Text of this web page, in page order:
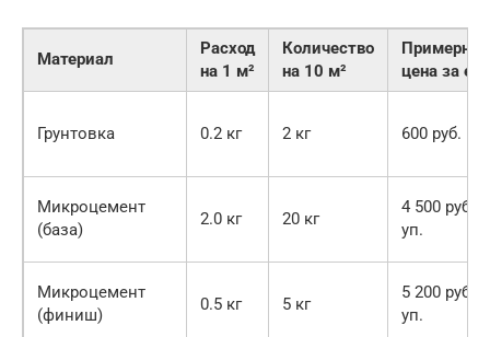
Материал
Расход
на 1 м²
Количество
на 10 м²
Примерная
цена за ед.
Грунтовка 0.2 кг 2 кг 600 руб.
Микроцемент
(база)
2.0 кг 20 кг
4 500 руб./
уп.
Микроцемент
(финиш)
0.5 кг 5 кг
5 200 руб./
уп.